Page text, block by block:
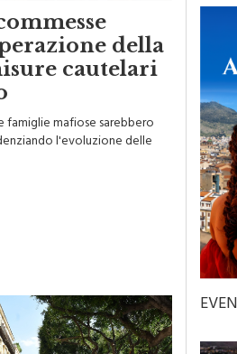
della
cautelari
famiglie mafiose sarebbero
l'evoluzione delle